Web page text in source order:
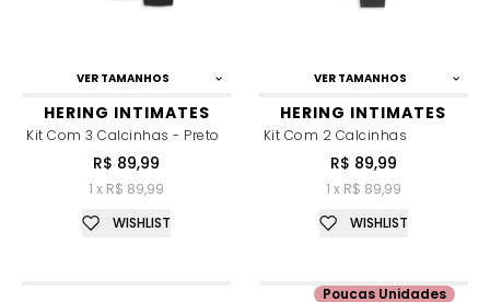
VER TAMANHOS
HERING INTIMATES
Kit Com 3 Calcinhas - Preto
R$ 89,99
1 x R$ 89,99
WISHLIST
VER TAMANHOS
HERING INTIMATES
Kit Com 2 Calcinhas
R$ 89,99
1 x R$ 89,99
WISHLIST
Poucas Unidades